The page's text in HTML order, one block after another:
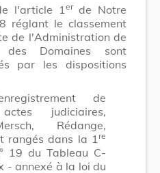
l'article 1 erde Notre
réglant le classement
de l'Administration de
des Domaines sont
par les dispositions
de
judiciaires,
Rédange,
rangés dans la 1 re
19 du Tableau C-
- annexé à la loi du